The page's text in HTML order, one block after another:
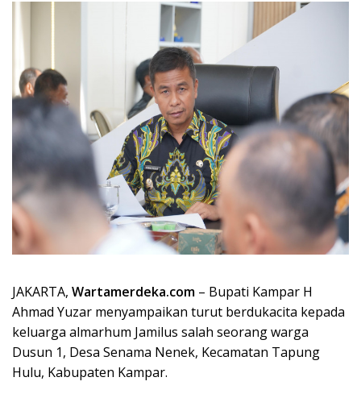
JAKARTA, Wartamerdeka.com – Bupati Kampar H
Ahmad Yuzar menyampaikan turut berdukacita kepada
keluarga almarhum Jamilus salah seorang warga
Dusun 1, Desa Senama Nenek, Kecamatan Tapung
Hulu, Kabupaten Kampar.